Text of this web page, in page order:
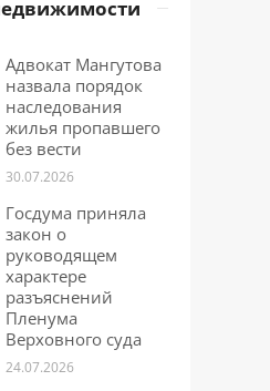
Адвокат Мангутова
назвала порядок
наследования
жилья пропавшего
без вести
30.07.2026
Госдума приняла
закон о
руководящем
характере
разъяснений
Пленума
Верховного суда
24.07.2026